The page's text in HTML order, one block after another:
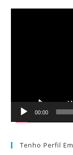
00:00
Tenho Perfil